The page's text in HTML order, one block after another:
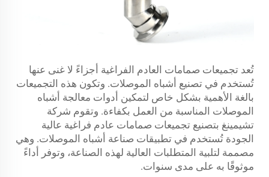
تُعد تجميعات صمامات العادم الفراغية أجزاءً لا غنى عنها
تُستخدم في تصنيع أشباه الموصلات. وتكون هذه التجميعات
بالغة الأهمية بشكل خاص لتمكين أدوات معالجة أشباه
الموصلات المناسبة من العمل بكفاءة. وتقوم شركة
تشيمينغ بتصنيع تجميعات صمامات عادم فراغية عالية
الجودة تُستخدم في تطبيقات صناعة أشباه الموصلات. وهي
مصممة لتلبية المتطلبات العالية لهذه الصناعة، وتوفر أداءً
موثوقًا به على مدى سنوات.